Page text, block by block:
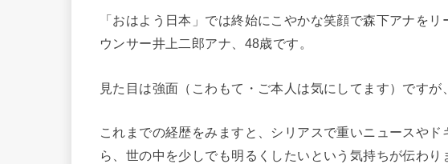
「おはよう日本」では終始にこやかな笑顔で森下アナを
ウンサー井上二郎アナ、48歳です。
見た目は強面（こわもて・ご本人は気にしてます）ですが
これまでの経歴をみますと、シリアスで重いニュースや
ら、世の中を少しでも明るくしたいという気持ちが伝わり